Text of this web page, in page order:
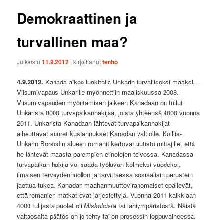
Demokraattinen ja
turvallinen maa?
Julkaistu11.9.2012 , kirjoittanuttenho
4.9.2012. Kanada aikoo luokitella Unkarin turvalliseksi maaksi. –
Viisumivapaus Unkarille myönnettiin maaliskuussa 2008.
Viisumivapauden myöntämisen jälkeen Kanadaan on tullut
Unkarista 8000 turvapaikanhakijaa, joista yhteensä 4000 vuonna
2011. Unkarista Kanadaan lähtevät turvapaikanhakijat
aiheuttavat suuret kustannukset Kanadan valtiolle. Koillis-
Unkarin Borsodin alueen romanit kertovat uutistoimittajille, että
he lähtevät maasta parempien elinolojen toivossa. Kanadassa
turvapaikan hakija voi saada työluvan kolmeksi vuodeksi,
ilmaisen terveydenhuollon ja tarvittaessa sosiaalisin perustein
jaettua tukea. Kanadan maahanmuuttoviranomaiset epäilevät,
että romanien matkat ovat järjestettyjä. Vuonna 2011 kaikkiaan
4000 tulijasta puolet oliMiskolcista tai lähiympäristöstä. Näistä
valtaosalta päätös on jo tehty tai on prosessin loppuvaiheessa.